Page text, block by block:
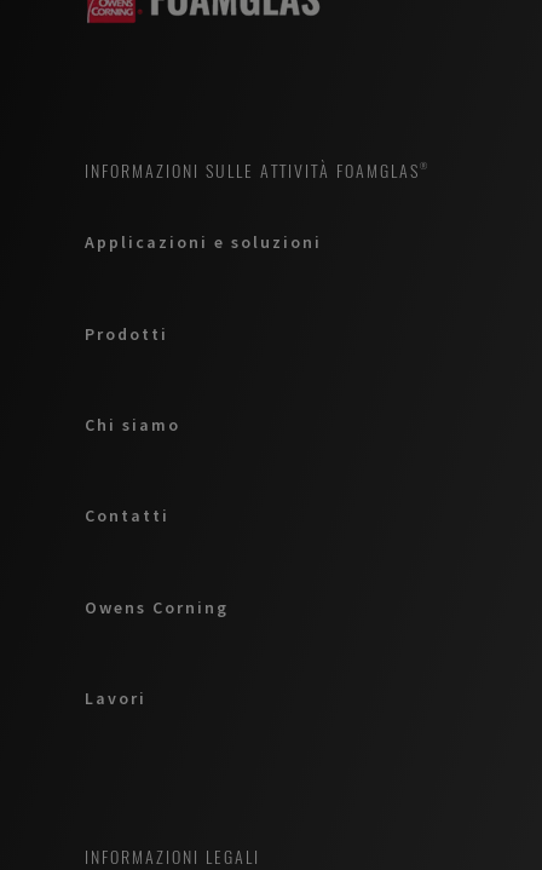
INFORMAZIONI SULLE ATTIVITÀ FOAMGLAS®
Applicazioni e soluzioni
Prodotti
Chi siamo
Contatti
Owens Corning
Lavori
INFORMAZIONI LEGALI